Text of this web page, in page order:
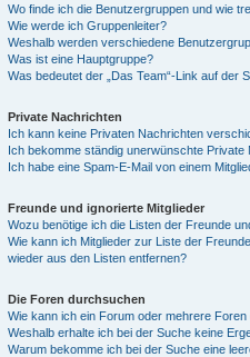
Wo finde ich die Benutzergruppen und wie
Wie werde ich Gruppenleiter?
Weshalb werden verschiedene
Was ist eine Hauptgruppe?
Was bedeutet der „Das Team“-Link auf der
Private Nachrichten
Ich kann keine Privaten Nachrichten
Ich bekomme ständig unerwünschte Private
Ich habe eine Spam-E-Mail von einem
Freunde und ignorierte Mitglieder
Wozu benötige ich die Listen der Freunde
Wie kann ich Mitglieder zur Liste der
wieder aus den Listen entfernen?
Die Foren durchsuchen
Wie kann ich ein Forum oder mehrere
Weshalb erhalte ich bei der Suche keine
Warum bekomme ich bei der Suche eine